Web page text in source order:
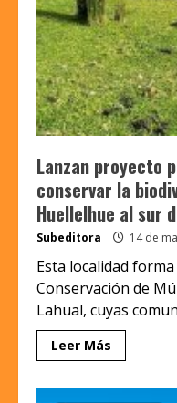
Lanzan proyecto
conservar la
Huellelhue al sur
Subeditora 14 de
Esta localidad
Conservación de
Lahual, cuyas
Leer Más